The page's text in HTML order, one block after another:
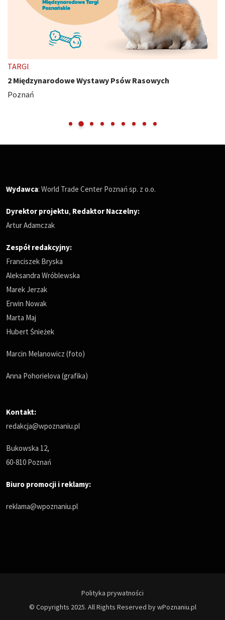
TARGI
2 Międzynarodowe Wystawy Psów Rasowych
Poznań
Wydawca: World Trade Center Poznań sp. z o.o.
Dyrektor projektu, Redaktor Naczelny:
Artur Adamczak
Zespół redakcyjny:
Franciszek Bryska
Aleksandra Wróblewska
Marek Jerzak
Erwin Nowak
Marta Maj
Hubert Śnieżek
Marcin Melanowicz (foto)
Anna Pohorielova (grafika)
Kontakt:
redakcja@wpoznaniu.pl
Bukowska 12,
60-810 Poznań
Biuro promocji i reklamy:
reklama@wpoznaniu.pl
Polityka prywatności
© Copyrights 2025. All Rights Reserved by wPoznaniu.pl